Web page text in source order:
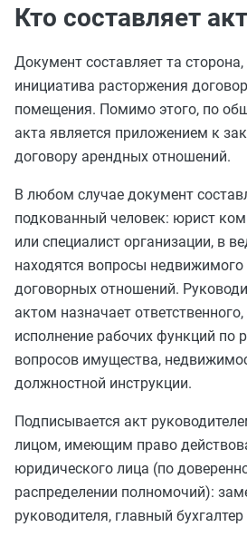
Кто составляет
Документ составляет та
инициатива расторжения
помещения. Помимо этого, по
акта является приложением к
договору арендных отношений.
В любом случае документ
подкованный человек: юрист
или специалист организации, в
находятся вопросы
договорных отношений.
актом назначает
исполнение рабочих функций по
вопросов имущества,
должностной инструкции.
Подписывается акт
лицом, имеющим право
юридического лица (по
распределении полномочий):
руководителя, главный бухгалтер